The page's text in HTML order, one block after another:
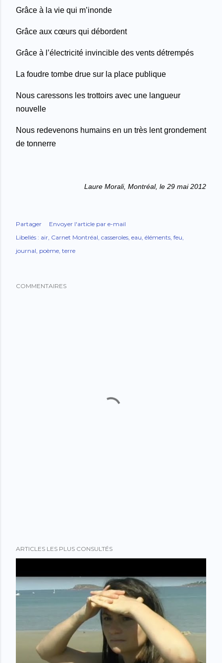
Grâce à la vie qui m’inonde
Grâce aux cœurs qui débordent
Grâce à l’électricité invincible des vents détrempés
La foudre tombe drue sur la place publique
Nous caressons les trottoirs avec une langueur
nouvelle
Nous redevenons humains en un très lent grondement
de tonnerre
Laure Morali, Montréal, le 29 mai 2012
Partager
Envoyer l'article par e-mail
Libellés : air Carnet Montréal casseroles eau éléments feu
journal poème terre
COMMENTAIRES
ARTICLES LES PLUS CONSULTÉS